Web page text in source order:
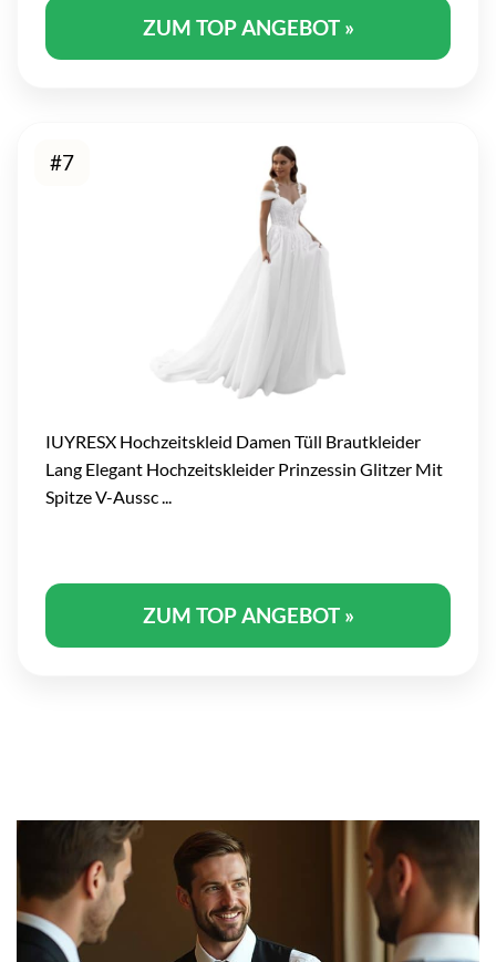
ZUM TOP ANGEBOT »
#7
IUYRESX Hochzeitskleid Damen Tüll Brautkleider
Lang Elegant Hochzeitskleider Prinzessin Glitzer Mit
Spitze V-Aussc ...
ZUM TOP ANGEBOT »